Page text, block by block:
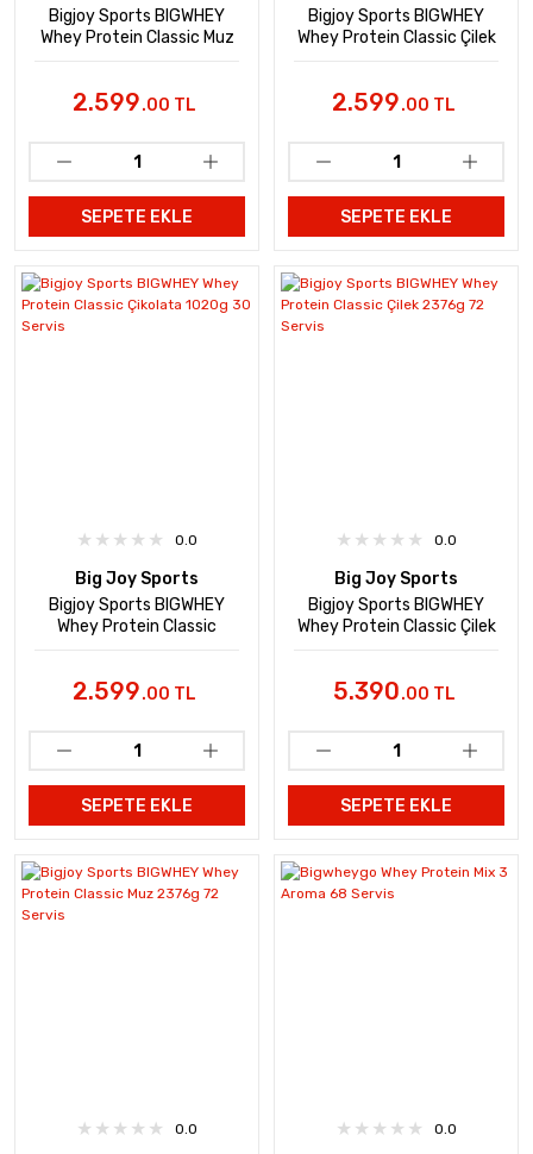
Bigjoy Sports BIGWHEY
Whey Protein Classic Muz
2.599.00 TL
SEPETE EKLE
Bigjoy Sports BIGWHEY
Whey Protein Classic Çilek
2.599.00 TL
SEPETE EKLE
0.0
Big Joy Sports
Bigjoy Sports BIGWHEY
Whey Protein Classic
2.599.00 TL
SEPETE EKLE
0.0
Big Joy Sports
Bigjoy Sports BIGWHEY
Whey Protein Classic Çilek
5.390.00 TL
SEPETE EKLE
0.0 0.0